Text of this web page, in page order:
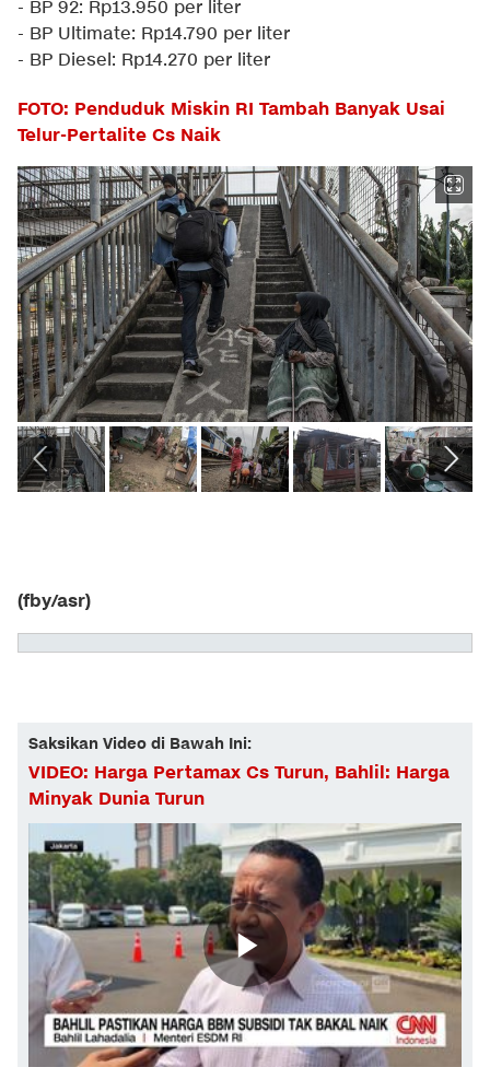
- BP 92: Rp13.950 per liter
- BP Ultimate: Rp14.790 per liter
- BP Diesel: Rp14.270 per liter
FOTO: Penduduk Miskin RI Tambah Banyak Usai
Telur-Pertalite Cs Naik
(fby/asr)
Saksikan Video di Bawah Ini:
VIDEO: Harga Pertamax Cs Turun, Bahlil: Harga
Minyak Dunia Turun